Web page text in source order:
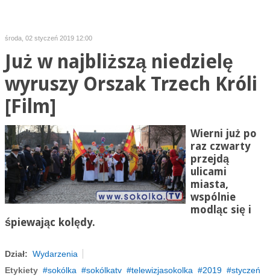
środa, 02 styczeń 2019 12:00
Już w najbliższą niedzielę
wyruszy Orszak Trzech Króli
[Film]
Wierni już po
raz czwarty
przejdą
ulicami
miasta,
wspólnie
modląc się i
śpiewając kolędy.
Dział: Wydarzenia
Etykiety
sokólka sokólkatv telewizjasokolka 2019 styczeń